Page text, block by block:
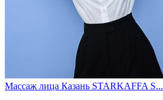
Массаж лица Казань STARKAFFA S...